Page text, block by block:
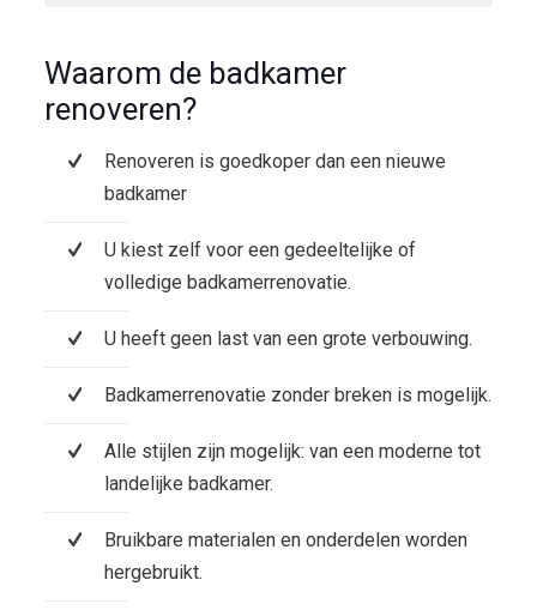
Waarom de badkamer
renoveren?
Renoveren is goedkoper dan een nieuwe
badkamer
U kiest zelf voor een gedeeltelijke of
volledige badkamerrenovatie.
U heeft geen last van een grote verbouwing.
Badkamerrenovatie zonder breken is mogelijk.
Alle stijlen zijn mogelijk: van een moderne tot
landelijke badkamer.
Bruikbare materialen en onderdelen worden
hergebruikt.